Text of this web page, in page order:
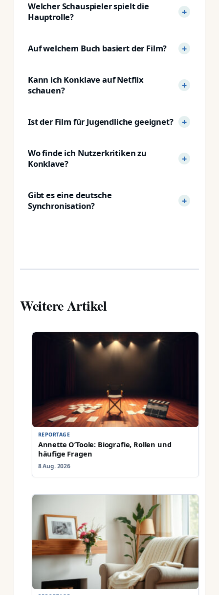
Welcher Schauspieler spielt die
Hauptrolle?
Auf welchem Buch basiert der Film?
Kann ich Konklave auf Netflix
schauen?
Ist der Film für Jugendliche geeignet?
Wo finde ich Nutzerkritiken zu
Konklave?
Gibt es eine deutsche
Synchronisation?
Weitere Artikel
REPORTAGE
Annette O’Toole: Biografie, Rollen und
häufige Fragen
8 Aug. 2026